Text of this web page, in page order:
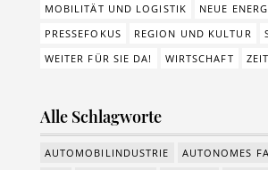
MOBILITÄT UND LOGISTIK
NEUE
PRESSEFOKUS
REGION UND KULTUR
WEITER FÜR SIE DA!
WIRTSCHAFT
Alle Schlagworte
AUTOMOBILINDUSTRIE AUTONOMES